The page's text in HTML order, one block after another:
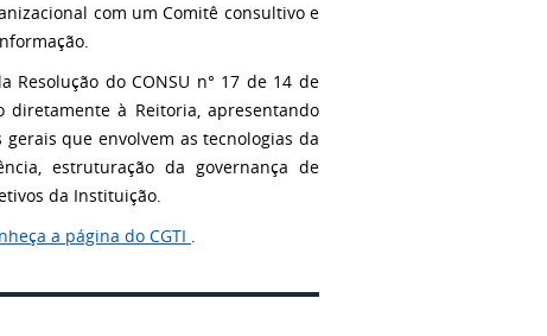
com um Comitê consultivo e
Resolução do CONSU n° 17 de 14 de
à Reitoria, apresentando
que envolvem as tecnologias da
estruturação da governança de
da Instituição.
a página do CGTI .